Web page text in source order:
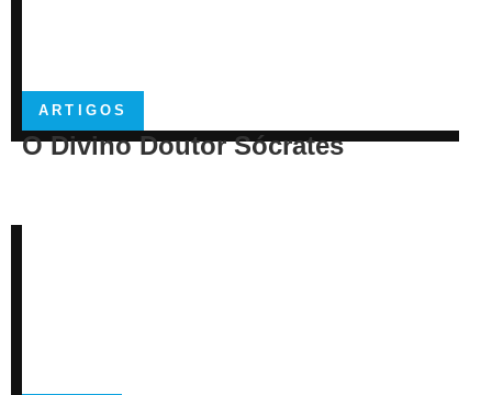
ARTIGOS
O Divino Doutor Sócrates